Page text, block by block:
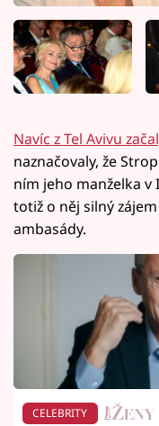
Navíc z Tel Avivu
naznačovaly, že
ním jeho manželka v
totiž o něj silný
ambasády.
CELEBRITY